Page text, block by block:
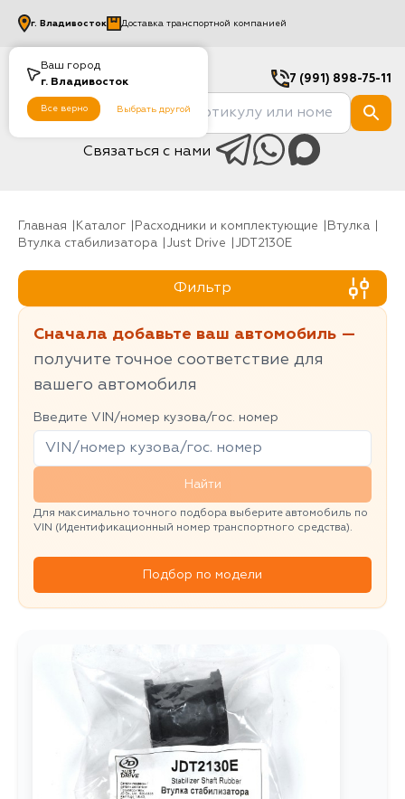
Ваш город
г. Владивосток
Все верно Выбрать другой
г. Владивосток Доставка транспортной компанией
7 (991) 898-75-11
Связаться с нами
Главная Каталог Расходники и комплектующие
Втулка
Втулка стабилизатора
Just Drive JDT2130E
Фильтр
Сначала добавьте ваш автомобиль —
получите точное соответствие для
вашего автомобиля
Введите VIN/номер кузова/гос. номер
Найти
Для максимально точного подбора выберите автомобиль по
VIN (Идентификационный номер транспортного средства).
Подбор по модели